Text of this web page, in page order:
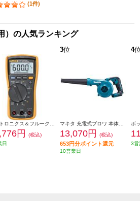
(1件)
）の人気ランキング
円
(税込)
日
3位
13,070円 (税込)
653円分ポイント還元
10営業日
4
3営